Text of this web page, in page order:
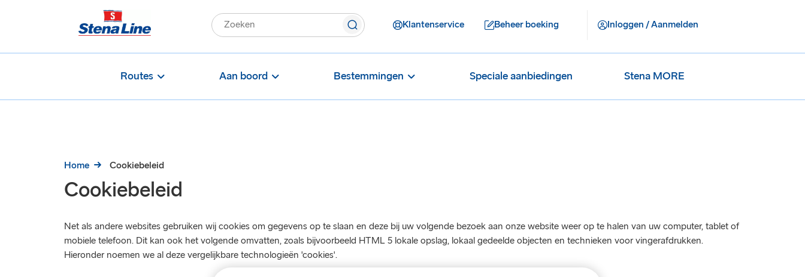
Klantenservice Beheer boeking Inloggen / Aanmelden
Routes Aan boord Bestemmingen Speciale aanbiedingen Stena MORE
Home Cookiebeleid
Cookiebeleid
Net als andere websites gebruiken wij cookies om gegevens op te slaan en deze bij uw volgende bezoek aan onze website weer op te halen van uw computer, tablet of
mobiele telefoon. Dit kan ook het volgende omvatten, zoals bijvoorbeeld HTML 5 lokale opslag, lokaal gedeelde objecten en technieken voor vingerafdrukken.
Hieronder noemen we al deze vergelijkbare technologieën 'cookies'.